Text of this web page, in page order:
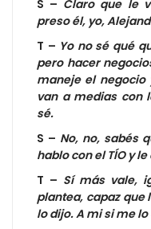
S – Claro que le
preso él, yo,
T – Yo no sé qué
pero hacer
maneje el negocio
van a medias con
sé.
S – No, no, sabés
hablo con el TÍO y
T – Sí más vale,
plantea, capaz que
lo dijo. A mi si me